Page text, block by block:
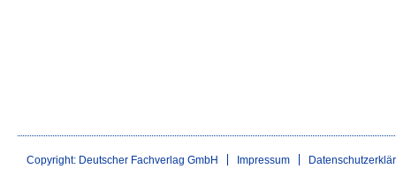
Copyright: Deutscher Fachverlag GmbH Impressum